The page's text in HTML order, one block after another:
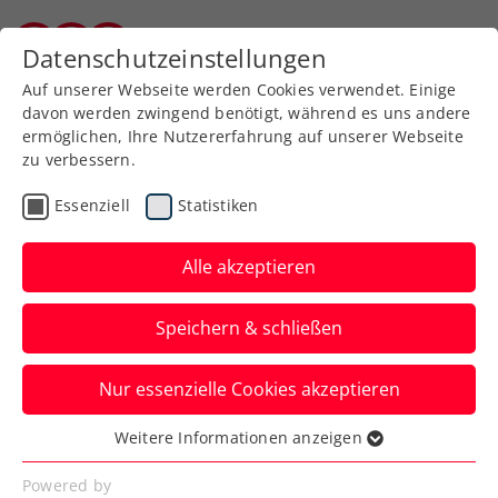
Zurück zur Newsübersicht
Turniere
ATP Challenger: Danube
Upper Austria Open
powered by SKE
Lucas Miedler und Gerald Melzer nehmen
erste Qualifikationshürde.
Verfasst von: Presseaussendung / Redaktion, 05.05.2024
Datenschutzeinstellungen
Auf unserer Webseite werden Cookies verwendet. Einige
davon werden zwingend benötigt, während es uns andere
ermöglichen, Ihre Nutzererfahrung auf unserer Webseite
zu verbessern.
Essenziell Statistiken
Alle akzeptieren
Speichern & schließen
Nur essenzielle Cookies akzeptieren
Essenziell
Essenzielle Cookies werden für grundlegende
Weitere Informationen anzeigen
Powered by